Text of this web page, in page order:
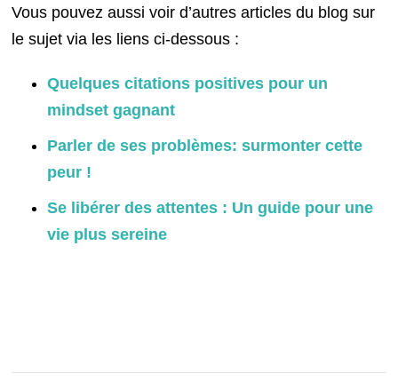
Vous pouvez aussi voir d’autres articles du blog sur
le sujet via les liens ci-dessous :
Quelques citations positives pour un
mindset gagnant
Parler de ses problèmes: surmonter cette
peur !
Se libérer des attentes : Un guide pour une
vie plus sereine